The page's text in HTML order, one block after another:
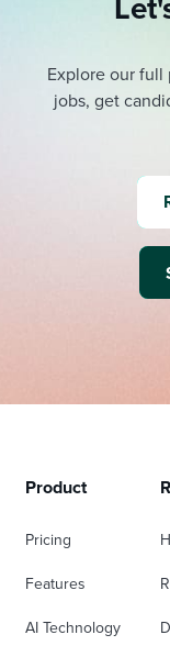
Explore our full
jobs, get
Product
Pricing
Features
AI Technology